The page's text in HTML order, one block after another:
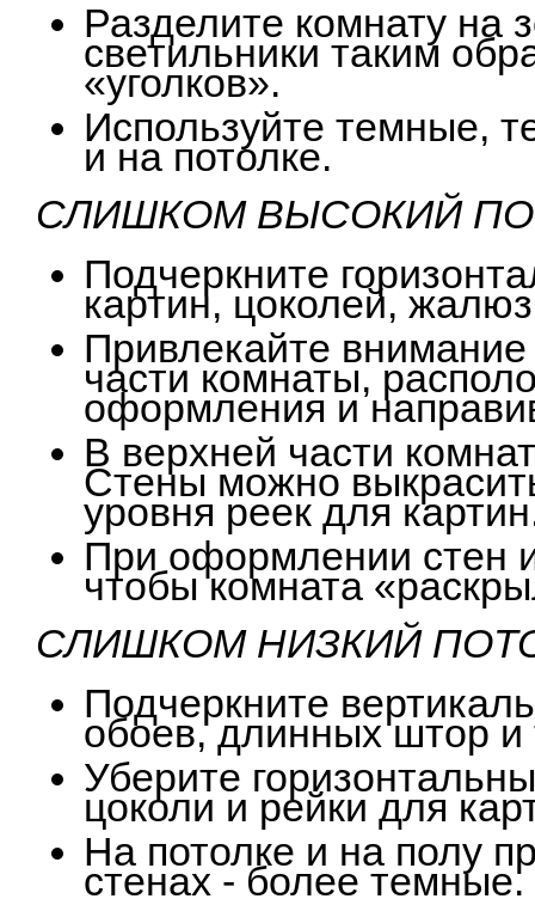
Разделите комнату на
светильники таким
«уголков».
Используйте темные,
и на потолке.
СЛИШКОМ ВЫСОКИЙ
Подчеркните
картин, цоколей,
Привлекайте
части комнаты,
оформления и
В верхней части
Стены можно
уровня реек для
При оформлении стен
чтобы комната
СЛИШКОМ НИЗКИЙ
Подчеркните
обоев, длинных штор и
Уберите
цоколи и рейки для
На потолке и на полу
стенах - более темные.